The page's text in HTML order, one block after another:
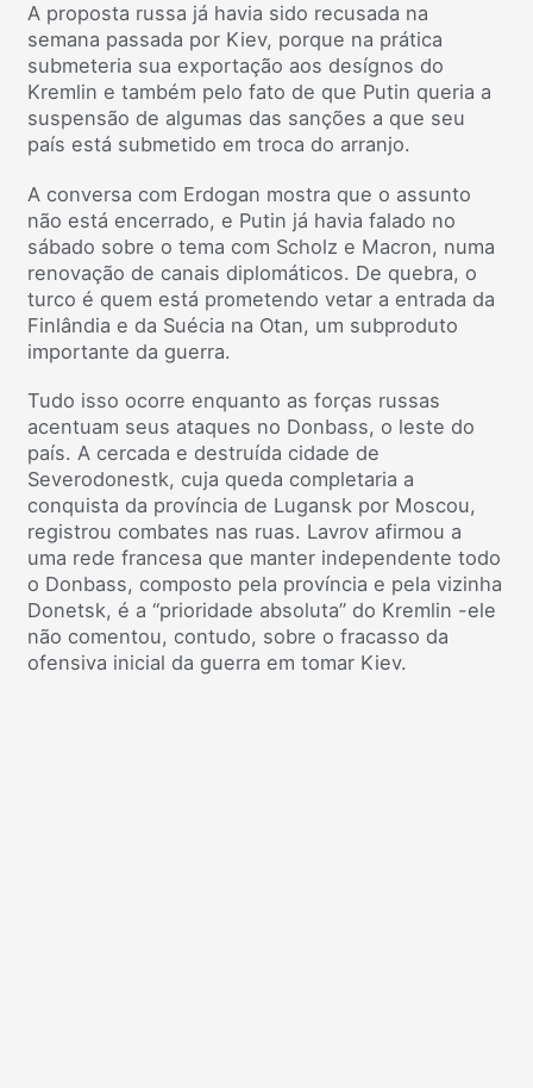
A proposta russa já havia sido recusada na
semana passada por Kiev, porque na prática
submeteria sua exportação aos desígnos do
Kremlin e também pelo fato de que Putin queria a
suspensão de algumas das sanções a que seu
país está submetido em troca do arranjo.
A conversa com Erdogan mostra que o assunto
não está encerrado, e Putin já havia falado no
sábado sobre o tema com Scholz e Macron, numa
renovação de canais diplomáticos. De quebra, o
turco é quem está prometendo vetar a entrada da
Finlândia e da Suécia na Otan, um subproduto
importante da guerra.
Tudo isso ocorre enquanto as forças russas
acentuam seus ataques no Donbass, o leste do
país. A cercada e destruída cidade de
Severodonestk, cuja queda completaria a
conquista da província de Lugansk por Moscou,
registrou combates nas ruas. Lavrov afirmou a
uma rede francesa que manter independente todo
o Donbass, composto pela província e pela vizinha
Donetsk, é a “prioridade absoluta” do Kremlin -ele
não comentou, contudo, sobre o fracasso da
ofensiva inicial da guerra em tomar Kiev.